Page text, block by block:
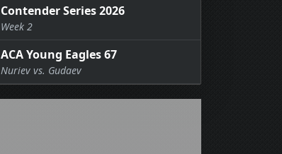
Contender Series 2026
Week 2
ACA Young Eagles 67
Nuriev vs. Gudaev